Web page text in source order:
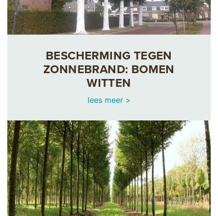
BESCHERMING TEGEN
ZONNEBRAND: BOMEN
WITTEN
lees meer >